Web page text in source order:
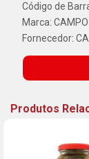
Código de
Marca: CAMPO
Fornecedor:
Produtos